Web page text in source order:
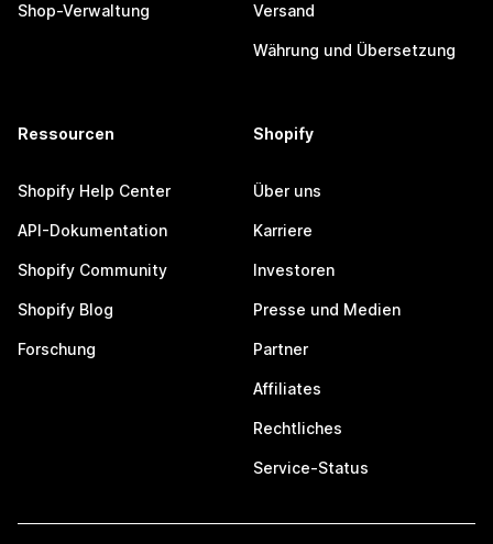
Shop-Verwaltung Versand
Währung und Übersetzung
Ressourcen
Shopify Help Center
API-Dokumentation
Shopify Community
Shopify Blog
Forschung
Shopify
Über uns
Karriere
Investoren
Presse und Medien
Partner
Affiliates
Rechtliches
Service-Status